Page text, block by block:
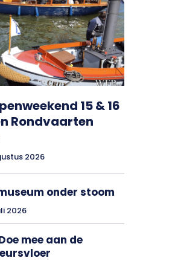
15 & 16
Rondvaarten
2026
onder stoom
2026
mee aan de